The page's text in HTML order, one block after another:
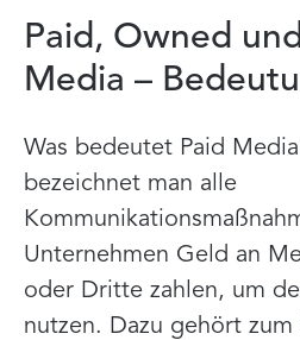
Paid, Owned
Media –
Was bedeutet Paid
bezeichnet man alle
Unternehmen Geld an
oder Dritte zahlen, um
nutzen. Dazu gehört